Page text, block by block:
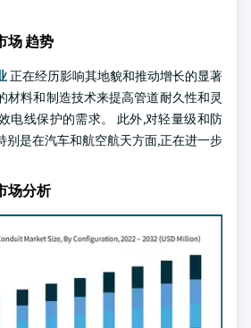
场 趋势
正在经历影响其地貌和推动增长的显著
材料和制造技术来提高管道耐久性和灵
电线保护的需求。 此外,对轻量级和防
别是在汽车和航空航天方面,正在进一步
场分析